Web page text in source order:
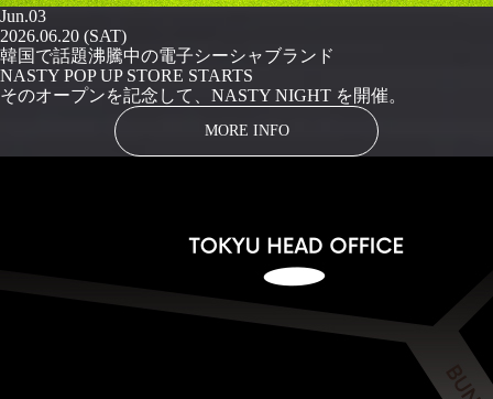
Jun.03
2026.06.20 (SAT)
韓国で話題沸騰中の電子シーシャブランド
NASTY POP UP STORE STARTS
そのオープンを記念して、NASTY NIGHT を開催。
MORE INFO